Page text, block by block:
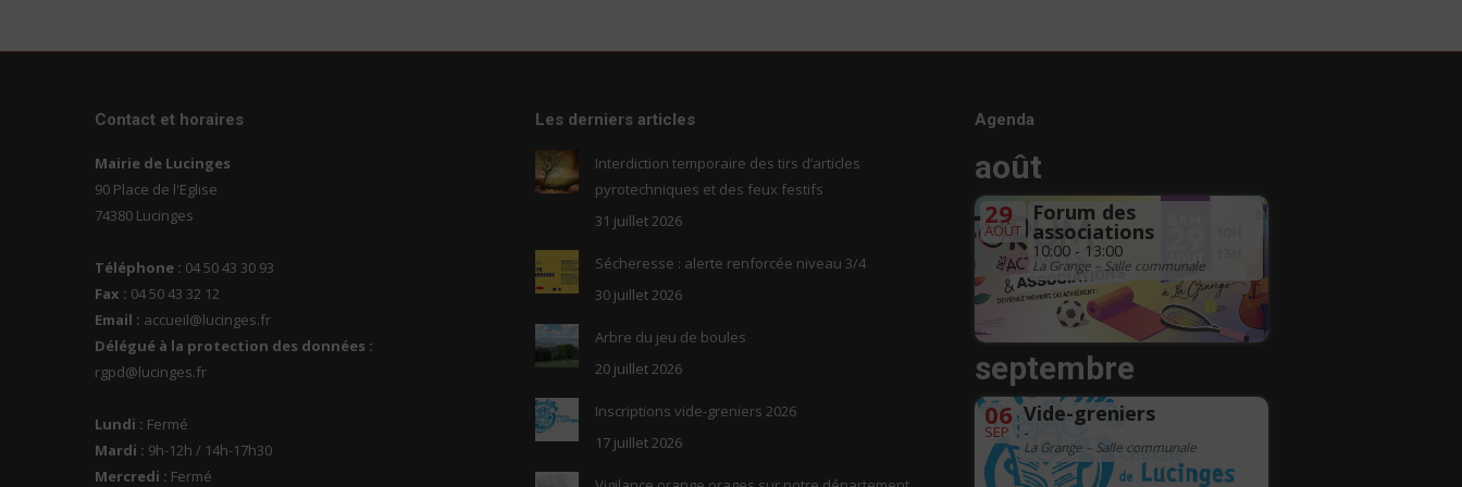
Contact et horaires
Mairie de Lucinges
90 Place de l'Eglise
74380 Lucinges
Téléphone : 04 50 43 30 93
Fax : 04 50 43 32 12
Email : accueil@lucinges.fr
Délégué à la protection des données :
rgpd@lucinges.fr
Lundi : Fermé
Mardi : 9h-12h / 14h-17h30
Mercredi : Fermé
Les derniers articles
Interdiction temporaire des tirs d’articles
pyrotechniques et des feux festifs
31 juillet 2026
Sécheresse : alerte renforcée niveau 3/4
30 juillet 2026
Arbre du jeu de boules
20 juillet 2026
Inscriptions vide-greniers 2026
17 juillet 2026
Agenda
août
29
AOÛT
Forum des
associations
10:00 - 13:00
La Grange – Salle communale
septembre
06
SEP
Vide-greniers
-
La Grange – Salle communale